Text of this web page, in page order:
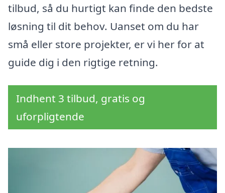
tilbud, så du hurtigt kan finde den bedste
løsning til dit behov. Uanset om du har
små eller store projekter, er vi her for at
guide dig i den rigtige retning.
Indhent 3 tilbud, gratis og
uforpligtende